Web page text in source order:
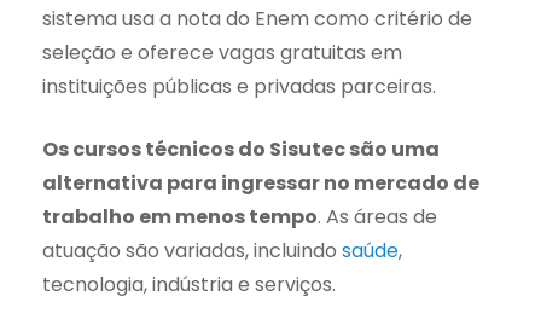
sistema usa a nota do Enem como critério de
seleção e oferece vagas gratuitas em
instituições públicas e privadas parceiras.
Os cursos técnicos do Sisutec são uma
alternativa para ingressar no mercado de
trabalho em menos tempo. As áreas de
atuação são variadas, incluindo saúde,
tecnologia, indústria e serviços.